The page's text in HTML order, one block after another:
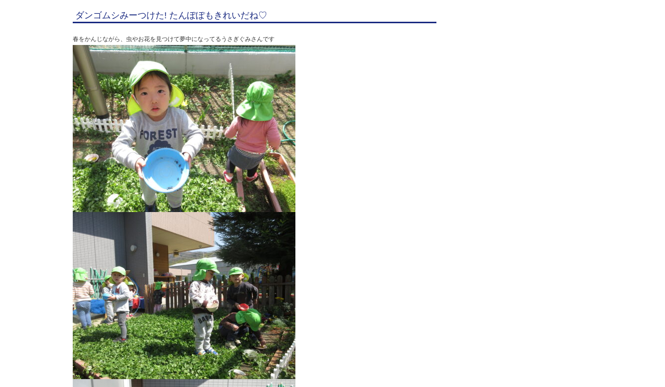
ダンゴムシみーつけた! たんぽぽもきれいだね♡
春をかんじながら、虫やお花を見つけて夢中になってるうさぎぐみさんです